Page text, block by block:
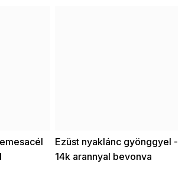
Ezüst nyaklánc gyönggyel -
14k arannyal bevonva